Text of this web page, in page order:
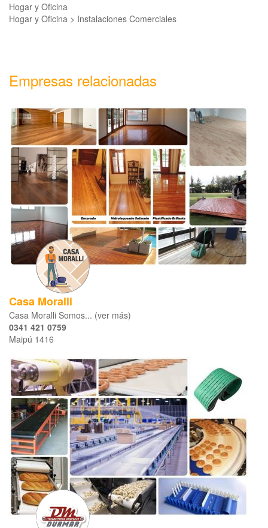
Hogar y Oficina
Hogar y Oficina > Instalaciones Comerciales
Empresas relacionadas
Casa Moralli
Casa Moralli Somos... (ver más)
0341 421 0759
Maipú 1416